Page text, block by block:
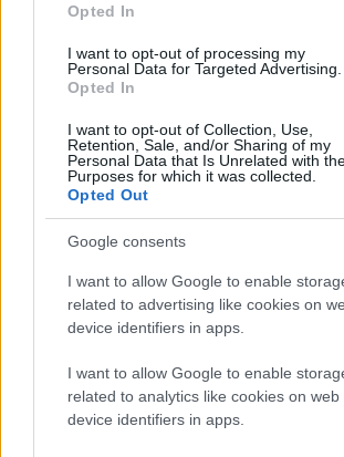
Opted In
I want to opt-out of processing my
Personal Data for Targeted Advertising.
Opted In
I want to opt-out of Collection, Use,
Retention, Sale, and/or Sharing of my
Personal Data that Is Unrelated with
Purposes for which it was collected.
Opted Out
Google consents
I want to allow Google to enable
related to advertising like cookies on
device identifiers in apps.
I want to allow Google to enable
related to analytics like cookies on web
device identifiers in apps.
Στην έρευνα συμμετείχαν 14
τα μαθηματικά, οι οποίοι κλήθηκαν
κατέγραφε τη δραστηριότητα του
αποτελέσματα έδειξαν
περιοχή του εγκεφάλου με την
insula, η οποία συνδέεται με το
και του πόνου. Το παράδοξο μάλιστα
αίσθηση του πόνου δεν προκαλούσε η
του προβλήματος αλλά η
"Για κάποιον που
μαθηματικά με φόβο, η